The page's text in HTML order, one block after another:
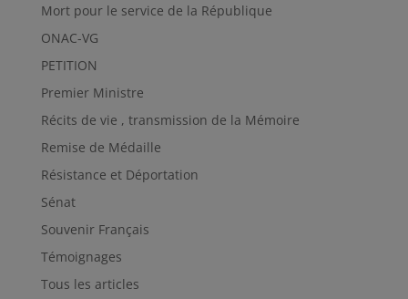
Mort pour le service de la République
ONAC-VG
PETITION
Premier Ministre
Récits de vie , transmission de la Mémoire
Remise de Médaille
Résistance et Déportation
Sénat
Souvenir Français
Témoignages
Tous les articles